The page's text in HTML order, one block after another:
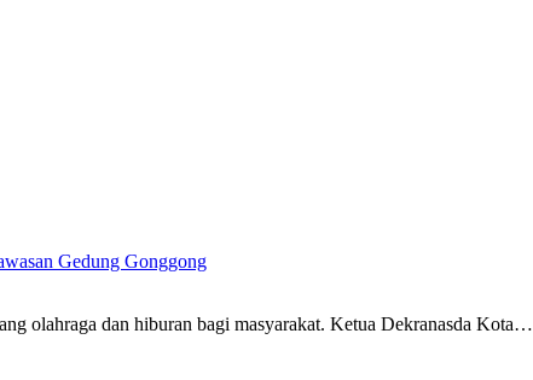
Gedung Gonggong
olahraga dan hiburan bagi masyarakat. Ketua Dekranasda Kota…